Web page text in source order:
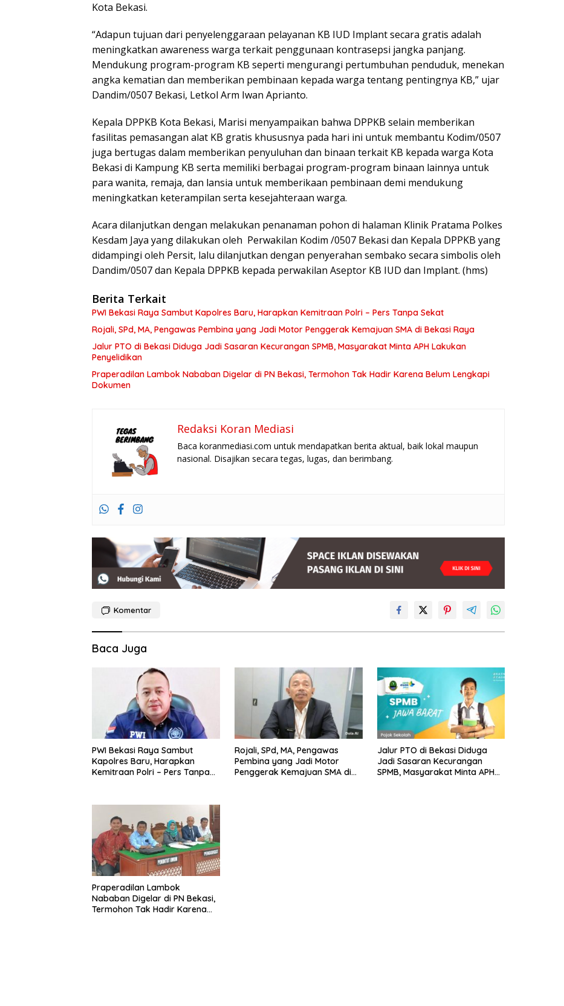
Kota Bekasi.
“Adapun tujuan dari penyelenggaraan pelayanan KB IUD Implant secara gratis adalah
meningkatkan awareness warga terkait penggunaan kontrasepsi jangka panjang.
Mendukung program-program KB seperti mengurangi pertumbuhan penduduk, menekan
angka kematian dan memberikan pembinaan kepada warga tentang pentingnya KB,” ujar
Dandim/0507 Bekasi, Letkol Arm Iwan Aprianto.
Kepala DPPKB Kota Bekasi, Marisi menyampaikan bahwa DPPKB selain memberikan
fasilitas pemasangan alat KB gratis khususnya pada hari ini untuk membantu Kodim/0507
juga bertugas dalam memberikan penyuluhan dan binaan terkait KB kepada warga Kota
Bekasi di Kampung KB serta memiliki berbagai program-program binaan lainnya untuk
para wanita, remaja, dan lansia untuk memberikaan pembinaan demi mendukung
meningkatkan keterampilan serta kesejahteraan warga.
Acara dilanjutkan dengan melakukan penanaman pohon di halaman Klinik Pratama Polkes
Kesdam Jaya yang dilakukan oleh Perwakilan Kodim /0507 Bekasi dan Kepala DPPKB yang
didampingi oleh Persit, lalu dilanjutkan dengan penyerahan sembako secara simbolis oleh
Dandim/0507 dan Kepala DPPKB kepada perwakilan Aseptor KB IUD dan Implant. (hms)
Berita Terkait
PWI Bekasi Raya Sambut Kapolres Baru, Harapkan Kemitraan Polri – Pers Tanpa Sekat
Rojali, SPd, MA, Pengawas Pembina yang Jadi Motor Penggerak Kemajuan SMA di Bekasi Raya
Jalur PTO di Bekasi Diduga Jadi Sasaran Kecurangan SPMB, Masyarakat Minta APH Lakukan
Penyelidikan
Praperadilan Lambok Nababan Digelar di PN Bekasi, Termohon Tak Hadir Karena Belum Lengkapi
Dokumen
Redaksi Koran Mediasi
Baca koranmediasi.com untuk mendapatkan berita aktual, baik lokal maupun
nasional. Disajikan secara tegas, lugas, dan berimbang.
Komentar
Baca Juga
PWI Bekasi Raya Sambut
Kapolres Baru, Harapkan
Kemitraan Polri – Pers Tanpa
Rojali, SPd, MA, Pengawas
Pembina yang Jadi Motor
Penggerak Kemajuan SMA di
Jalur PTO di Bekasi Diduga
Jadi Sasaran Kecurangan
SPMB, Masyarakat Minta APH
Praperadilan Lambok
Nababan Digelar di PN Bekasi,
Termohon Tak Hadir Karena